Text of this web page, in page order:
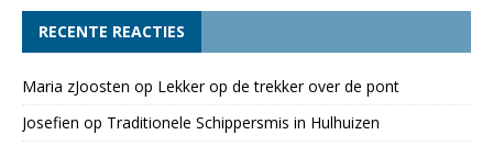
RECENTE REACTIES
Maria zJoosten op Lekker op de trekker over de pont
Josefien op Traditionele Schippersmis in Hulhuizen